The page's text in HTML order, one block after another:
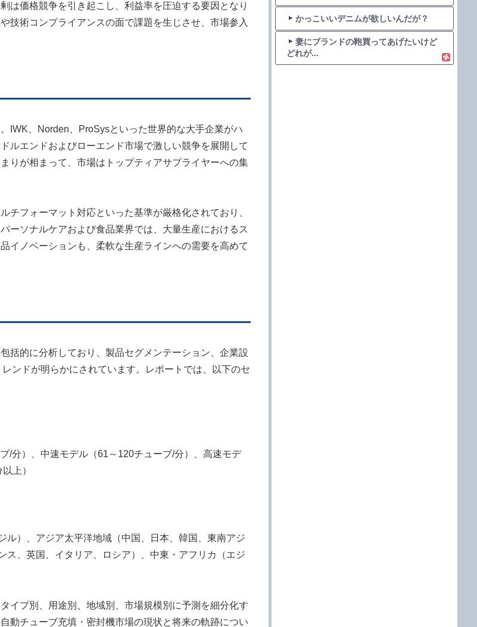
は価格競争を引き起こし、利益率を圧迫する要因となり
技術コンプライアンスの面で課題を生じさせ、市場参入
IWK、Norden、ProSysといった世界的な大手企業がハ
ルエンドおよびローエンド市場で激しい競争を展開して
りが相まって、市場はトップティアサプライヤーへの集
チフォーマット対応といった基準が厳格化されており、
ーソナルケアおよび食品業界では、大量生産におけるス
イノベーションも、柔軟な生産ラインへの需要を高めて
括的に分析しており、製品セグメンテーション、企業設
ンドが明らかにされています。レポートでは、以下のセ
/分）、中速モデル（61～120チューブ/分）、高速モデ
上）
）、アジア太平洋地域（中国、日本、韓国、東南アジ
、英国、イタリア、ロシア）、中東・アフリカ（エジ
イプ別、用途別、地域別、市場規模別に予測を細分化す
動チューブ充填・密封機市場の現状と将来の軌跡につい
かっこいいデニムが欲しいんだが？
妻にブランドの鞄買ってあげたいけど
どれが...